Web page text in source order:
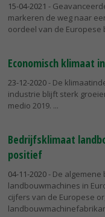
15-04-2021 -
markeren de weg naar
oordeel van de Europese
Economisch klimaat
23-12-2020- De
industrie blijft sterk
medio 2019.
Bedrijfsklimaat
positief
04-11-2020- De
landbouwmachines in
cijfers van de Europese